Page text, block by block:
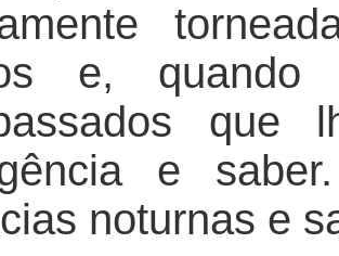
e,
que
e
noturnas e